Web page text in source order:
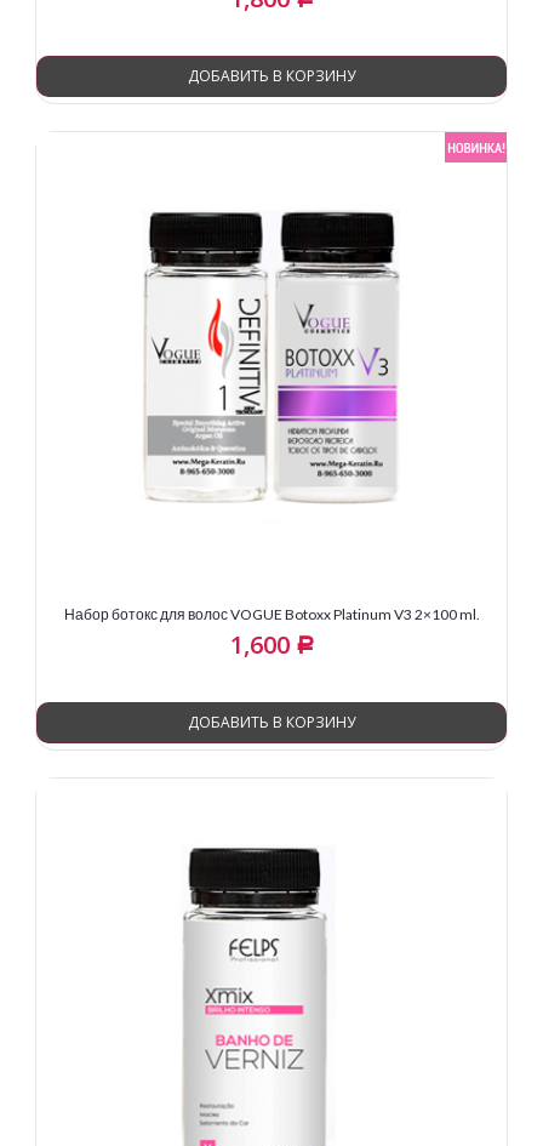
ДОБАВИТЬ В КОРЗИНУ
Набор ботокс для волос VOGUE Botoxx Platinum V3 2×100 ml.
1,600 Р
ДОБАВИТЬ В КОРЗИНУ